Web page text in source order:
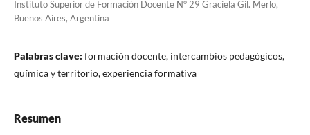
Instituto Superior de Formación Docente N° 29 Graciela Gil. Merlo,
Buenos Aires, Argentina
Palabras clave: formación docente, intercambios pedagógicos,
química y territorio, experiencia formativa
Resumen